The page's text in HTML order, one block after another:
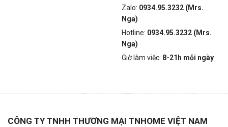
Zalo: 0934.95.3232 (Mrs.
Nga)
Hotline: 0934.95.3232 (Mrs.
Nga)
Giờ làm việc: 8-21h mỗi ngày
CÔNG TY TNHH THƯƠNG MẠI TNHOME VIỆT NAM